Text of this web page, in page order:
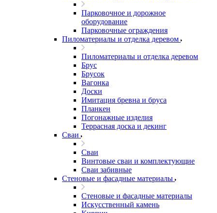
Парковочное и дорожное
оборудование
Парковочные ограждения
Пиломатериалы и отделка деревом
Пиломатериалы и отделка деревом
Брус
Брусок
Вагонка
Доски
Имитация бревна и бруса
Планкен
Погонажные изделия
Террасная доска и декинг
Сваи
Сваи
Винтовые сваи и комплектующие
Сваи забивные
Стеновые и фасадные материалы
Стеновые и фасадные материалы
Искусственный камень